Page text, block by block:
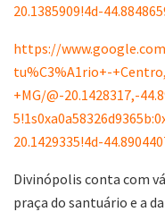
20.1385909!4d-
https://
tu%C3%A1rio+-
+MG/@-20.1428317,-
20.1429335!4d-
Divinópolis conta com
praça do santuário e a